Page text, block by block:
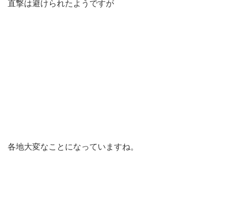
直撃は避けられたようですが
各地大変なことになっていますね。